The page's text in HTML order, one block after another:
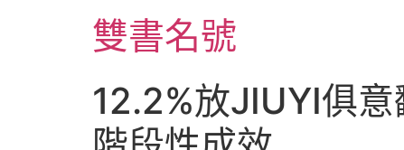
雙書名號
12.2%放JIUYI俱